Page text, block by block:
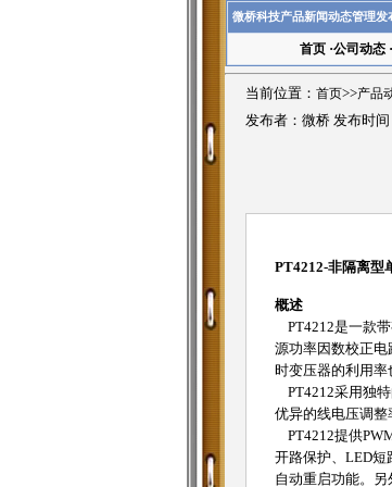
微桥科技产品新闻动态管理发
首页·公司动态·
当前位置： 首页>>产品
发布者：微桥 发布时间
PT4212-非隔离型
概述
PT4212是一款带
源功率因数校正电
时变压器的利用率
PT4212采用独
优异的线电压调整
PT4212提供
开路保护、LED短
自动重启功能。另